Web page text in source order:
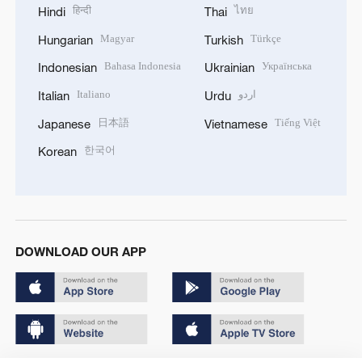
Hindi हिन्दी
Hungarian Magyar
Indonesian Bahasa Indonesia
Italian Italiano
Japanese 日本語
Korean 한국어
Thai ไทย
Turkish Türkçe
Ukrainian Українська
Urdu اردو
Vietnamese Tiếng Việt
DOWNLOAD OUR APP